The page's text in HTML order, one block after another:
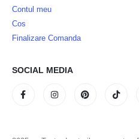
Contul meu
Cos
Finalizare Comanda
SOCIAL MEDIA